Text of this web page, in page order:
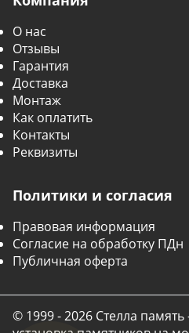
О нас
Отзывы
Гарантия
Доставка
Монтаж
Как оплатить
Контакты
Реквизиты
Политики и согласия
Правовая информация
Согласие на обработку ПДн
Публичная оферта
© 1999 - 2026 Стелла